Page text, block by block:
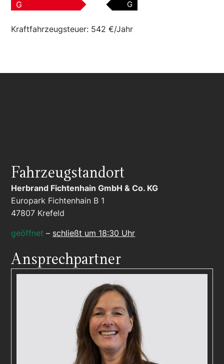
G
G
Kraftfahrzeugsteuer: 542 €/Jahr
Fahrzeugstandort
Herbrand Fichtenhain GmbH & Co. KG
Europark Fichtenhain B 1
47807 Krefeld
geöffnet – schließt um 18:30 Uhr
Ansprechpartner